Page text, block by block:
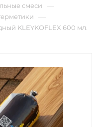
смеси —
—
KLEYKOFLEX 600 мл.